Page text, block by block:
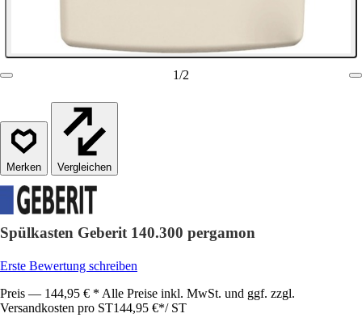
1/2
Vergleichen
Spülkasten Geberit 140.300 pergamon
Erste Bewertung schreiben
Preis — 144,95 € * Alle Preise inkl. MwSt. und ggf. zzgl.
Versandkosten pro ST144,95 €*/ ST